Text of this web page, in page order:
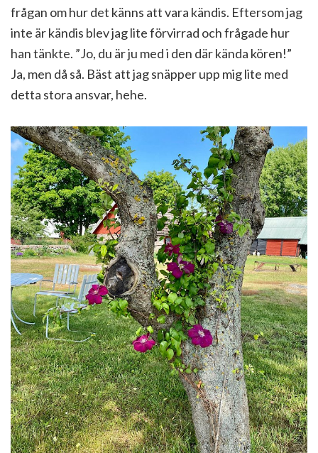
frågan om hur det känns att vara kändis. Eftersom jag
inte är kändis blev jag lite förvirrad och frågade hur
han tänkte. ”Jo, du är ju med i den där kända kören!”
Ja, men då så. Bäst att jag snäpper upp mig lite med
detta stora ansvar, hehe.